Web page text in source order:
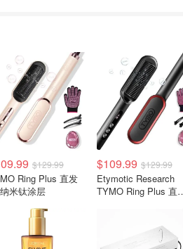
$129.99
Ring Plus 直发
米钛涂层
$109.99 $129.99
Etymotic Research
TYMO Ring Plus 直